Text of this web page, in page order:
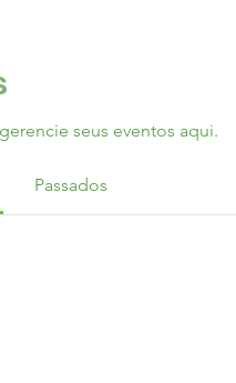
seus eventos aqui.
Passados